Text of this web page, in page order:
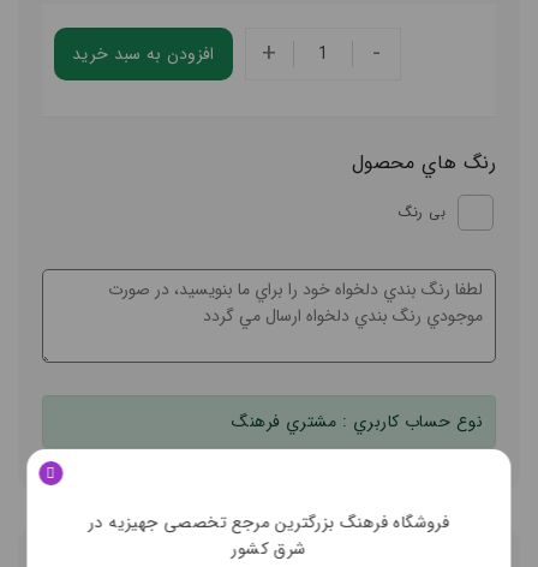
افزودن به سبد خريد -
+
رنگ هاي محصول
بی رنگ
نوع حساب کاربري : مشتري فرهنگ
فروشگاه فرهنگ بزرگترین مرجع تخصصی جهیزیه در
شرق کشور